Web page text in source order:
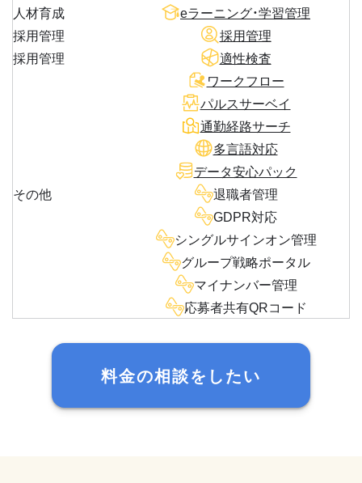
人材育成
eラーニング・学習管理
採用管理
採用管理
採用管理
適性検査
その他
ワークフロー
パルスサーベイ
通勤経路サーチ
多言語対応
データ安心パック
退職者管理
GDPR対応
シングルサインオン管理
グループ戦略ポータル
マイナンバー管理
応募者共有QRコード
料金の相談をしたい